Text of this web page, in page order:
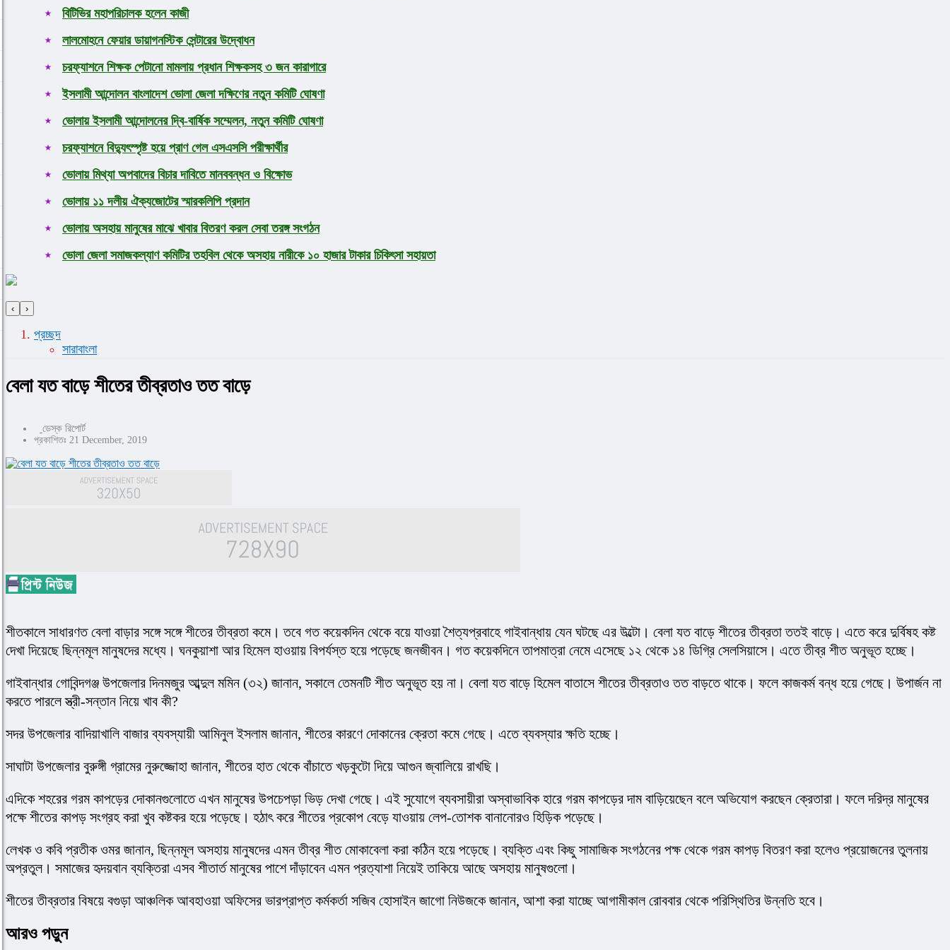
বিটিভির মহাপরিচালক হলেন কাজী
লালমোহনে ফেয়ার ডায়াগনস্টিক সেন্টারের উদ্বোধন
চরফ্যাশনে শিক্ষক পেটানো মামলায় প্রধান শিক্ষকসহ ৩ জন কারাগারে
ইসলামী আন্দোলন বাংলাদেশ ভোলা জেলা দক্ষিণের নতুন কমিটি ঘোষণা
ভোলায় ইসলামী আন্দোলনের দ্বি-বার্ষিক সম্মেলন, নতুন কমিটি ঘোষণা
চরফ্যাশনে বিদ্যুৎস্পৃষ্ট হয়ে প্রাণ গেল এসএসসি পরীক্ষার্থীর
ভোলায় মিথ্যা অপবাদের বিচার দাবিতে মানববন্ধন ও বিক্ষোভ
ভোলায় ১১ দলীয় ঐক্যজোটের স্মারকলিপি প্রদান
ভোলায় অসহায় মানুষের মাঝে খাবার বিতরণ করল সেবা তরঙ্গ সংগঠন
ভোলা জেলা সমাজকল্যাণ কমিটির তহবিল থেকে অসহায় নারীকে ১০ হাজার টাকার চিকিৎসা সহায়তা
‹ ›
প্রচ্ছদ
সারাবাংলা
বেলা যত বাড়ে শীতের তীব্রতাও তত বাড়ে
ডেস্ক রিপোর্ট
প্রকাশিতঃ 21 December, 2019
শীতকালে সাধারণত বেলা বাড়ার সঙ্গে সঙ্গে শীতের তীব্রতা কমে। তবে গত কয়েকদিন থেকে বয়ে যাওয়া শৈত্যপ্রবাহে গাইবান্ধায় যেন ঘটছে এর উল্টো। বেলা যত বাড়ে শীতের তীব্রতা ততই বাড়ে। এতে করে দুর্বিষহ কষ্ট
দেখা দিয়েছে ছিন্নমূল মানুষদের মধ্যে। ঘনকুয়াশা আর হিমেল হাওয়ায় বিপর্যস্ত হয়ে পড়েছে জনজীবন। গত কয়েকদিনে তাপমাত্রা নেমে এসেছে ১২ থেকে ১৪ ডিগ্রি সেলসিয়াসে। এতে তীব্র শীত অনুভূত হচ্ছে।
গাইবান্ধার গোবিন্দগঞ্জ উপজেলার দিনমজুর আব্দুল মমিন (৩২) জানান, সকালে তেমনটি শীত অনুভূত হয় না। বেলা যত বাড়ে হিমেল বাতাসে শীতের তীব্রতাও তত বাড়তে থাকে। ফলে কাজকর্ম বন্ধ হয়ে গেছে। উপার্জন না
করতে পারলে স্ত্রী-সন্তান নিয়ে খাব কী?
সদর উপজেলার বাদিয়াখালি বাজার ব্যবস্যায়ী আমিনুল ইসলাম জানান, শীতের কারণে দোকানের ক্রেতা কমে গেছে। এতে ব্যবস্যার ক্ষতি হচ্ছে।
সাঘাটা উপজেলার বুরুঙ্গী গ্রামের নুরুজ্জোহা জানান, শীতের হাত থেকে বাঁচাতে খড়কুটো দিয়ে আগুন জ্বালিয়ে রাখছি।
এদিকে শহরের গরম কাপড়ের দোকানগুলোতে এখন মানুষের উপচেপড়া ভিড় দেখা গেছে। এই সুযোগে ব্যবসায়ীরা অস্বাভাবিক হারে গরম কাপড়ের দাম বাড়িয়েছেন বলে অভিযোগ করছেন ক্রেতারা। ফলে দরিদ্র মানুষের
পক্ষে শীতের কাপড় সংগ্রহ করা খুব কষ্টকর হয়ে পড়েছে। হঠাৎ করে শীতের প্রকোপ বেড়ে যাওয়ায় লেপ-তোশক বানানোরও হিড়িক পড়েছে।
লেখক ও কবি প্রতীক ওমর জানান, ছিন্নমূল অসহায় মানুষদের এমন তীব্র শীত মোকাবেলা করা কঠিন হয়ে পড়েছে। ব্যক্তি এবং কিছু সামাজিক সংগঠনের পক্ষ থেকে গরম কাপড় বিতরণ করা হলেও প্রয়োজনের তুলনায়
অপ্রতুল। সমাজের হৃদয়বান ব্যক্তিরা এসব শীতার্ত মানুষের পাশে দাঁড়াবেন এমন প্রত্যাশা নিয়েই তাকিয়ে আছে অসহায় মানুষগুলো।
শীতের তীব্রতার বিষয়ে বগুড়া আঞ্চলিক আবহাওয়া অফিসের ভারপ্রাপ্ত কর্মকর্তা সজিব হোসাইন জাগো নিউজকে জানান, আশা করা যাচ্ছে আগামীকাল রোববার থেকে পরিস্থিতির উন্নতি হবে।
আরও পড়ুন